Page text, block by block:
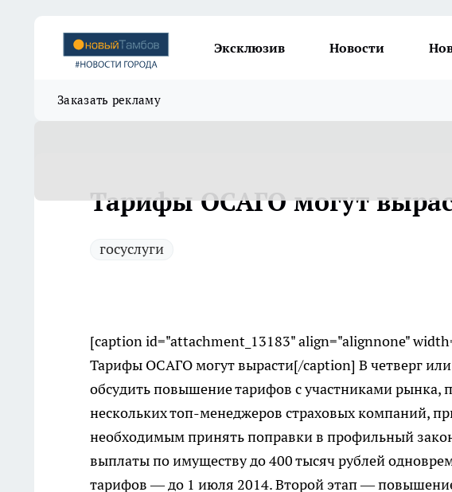
Эксклюзив Новости
Заказать рекламу
Тарифы ОСАГО могут
госуслуги
[caption id="attachment_13183" align="alignnone"
Тарифы ОСАГО могут вырасти[/caption] В четверг
обсудить повышение тарифов с участниками рынка,
нескольких топ-менеджеров страховых компаний,
необходимым принять поправки в профильный
выплаты по имуществу до 400 тысяч рублей
тарифов — до 1 июля 2014. Второй этап —